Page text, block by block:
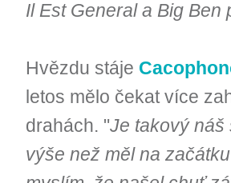
Il Est General a Big Ben
Hvězdu stáje
letos mělo čekat více
drahách. "Je takový náš
výše než měl na